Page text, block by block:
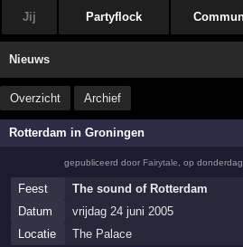
Jij Partyflock
Nieuws
Overzicht Archief
Rotterdam in Groningen
gepubliceerd door Fairytale op
Feest
The sound of Rotterdam
Datum
vrijdag 24 juni 2005
Locatie
The Palace